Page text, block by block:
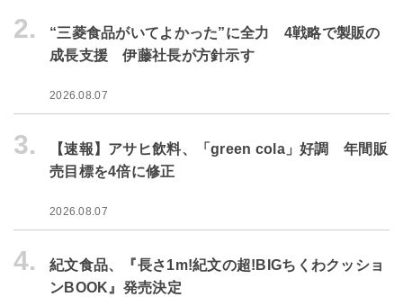
2.
“三菱食品がいてよかった”に全力 4戦略で製販の
成長支援 伊藤社長が方針示す
2026.08.07
3.
【速報】アサヒ飲料、「green cola」好調 年間販
売目標を4倍に修正
2026.08.07
4.
紀文食品、『長さ1m!紀文の超!BIGちくわクッショ
ンBOOK』発売決定